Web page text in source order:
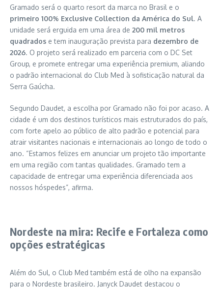
Gramado será o quarto resort da marca no Brasil e o
primeiro 100% Exclusive Collection da América do Sul. A
unidade será erguida em uma área de 200 mil metros
quadrados e tem inauguração prevista para dezembro de
2026. O projeto será realizado em parceria com o DC Set
Group, e promete entregar uma experiência premium, aliando
o padrão internacional do Club Med à sofisticação natural da
Serra Gaúcha.
Segundo Daudet, a escolha por Gramado não foi por acaso. A
cidade é um dos destinos turísticos mais estruturados do país,
com forte apelo ao público de alto padrão e potencial para
atrair visitantes nacionais e internacionais ao longo de todo o
ano. “Estamos felizes em anunciar um projeto tão importante
em uma região com tantas qualidades. Gramado tem a
capacidade de entregar uma experiência diferenciada aos
nossos hóspedes”, afirma.
Nordeste na mira: Recife e Fortaleza como
opções estratégicas
Além do Sul, o Club Med também está de olho na expansão
para o Nordeste brasileiro. Janyck Daudet destacou o